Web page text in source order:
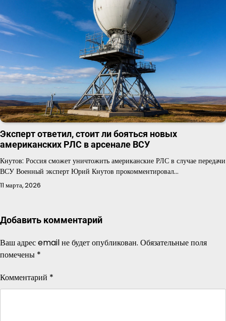
Эксперт ответил, стоит ли бояться новых
американских РЛС в арсенале ВСУ
Кнутов: Россия сможет уничтожить американские РЛС в случае передачи
ВСУ Военный эксперт Юрий Кнутов прокомментировал…
11 марта, 2026
Добавить комментарий
Ваш адрес email не будет опубликован. Обязательные поля
помечены *
Комментарий *